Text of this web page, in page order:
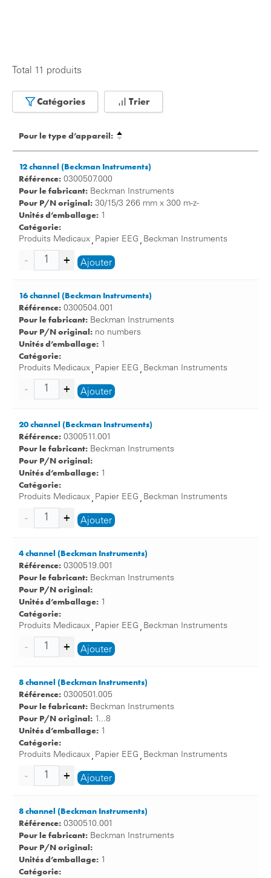
Total 11 produits
Catégories Trier
Pour le type d’appareil:
12 channel (Beckman Instruments)
Référence: 0300507.000
Pour le fabricant: Beckman Instruments
Pour P/N original: 30/15/3 266 mm x 300 m-z-
Unités d’emballage: 1
Catégorie:
Produits Medicaux , Papier EEG , Beckman Instruments
Ajouter
16 channel (Beckman Instruments)
Référence: 0300504.001
Pour le fabricant: Beckman Instruments
Pour P/N original: no numbers
Unités d’emballage: 1
Catégorie:
Produits Medicaux , Papier EEG , Beckman Instruments
Ajouter
20 channel (Beckman Instruments)
Référence: 0300511.001
Pour le fabricant: Beckman Instruments
Pour P/N original:
Unités d’emballage: 1
Catégorie:
Produits Medicaux , Papier EEG , Beckman Instruments
Ajouter
4 channel (Beckman Instruments)
Référence: 0300519.001
Pour le fabricant: Beckman Instruments
Pour P/N original:
Unités d’emballage: 1
Catégorie:
Produits Medicaux , Papier EEG , Beckman Instruments
Ajouter
8 channel (Beckman Instruments)
Référence: 0300501.005
Pour le fabricant: Beckman Instruments
Pour P/N original: 1...8
Unités d’emballage: 1
Catégorie:
Produits Medicaux , Papier EEG , Beckman Instruments
Ajouter
8 channel (Beckman Instruments)
Référence: 0300510.001
Pour le fabricant: Beckman Instruments
Pour P/N original:
Unités d’emballage: 1
Catégorie: